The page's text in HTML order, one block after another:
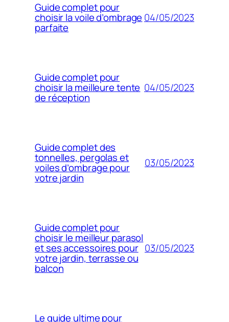
Guide complet pour
choisir la voile d’ombrage
parfaite
04/05/2023
Guide complet pour
choisir la meilleure tente
de réception
04/05/2023
Guide complet des
tonnelles, pergolas et
voiles d’ombrage pour
votre jardin
03/05/2023
Guide complet pour
choisir le meilleur parasol
et ses accessoires pour
votre jardin, terrasse ou
balcon
03/05/2023
Le guide ultime pour